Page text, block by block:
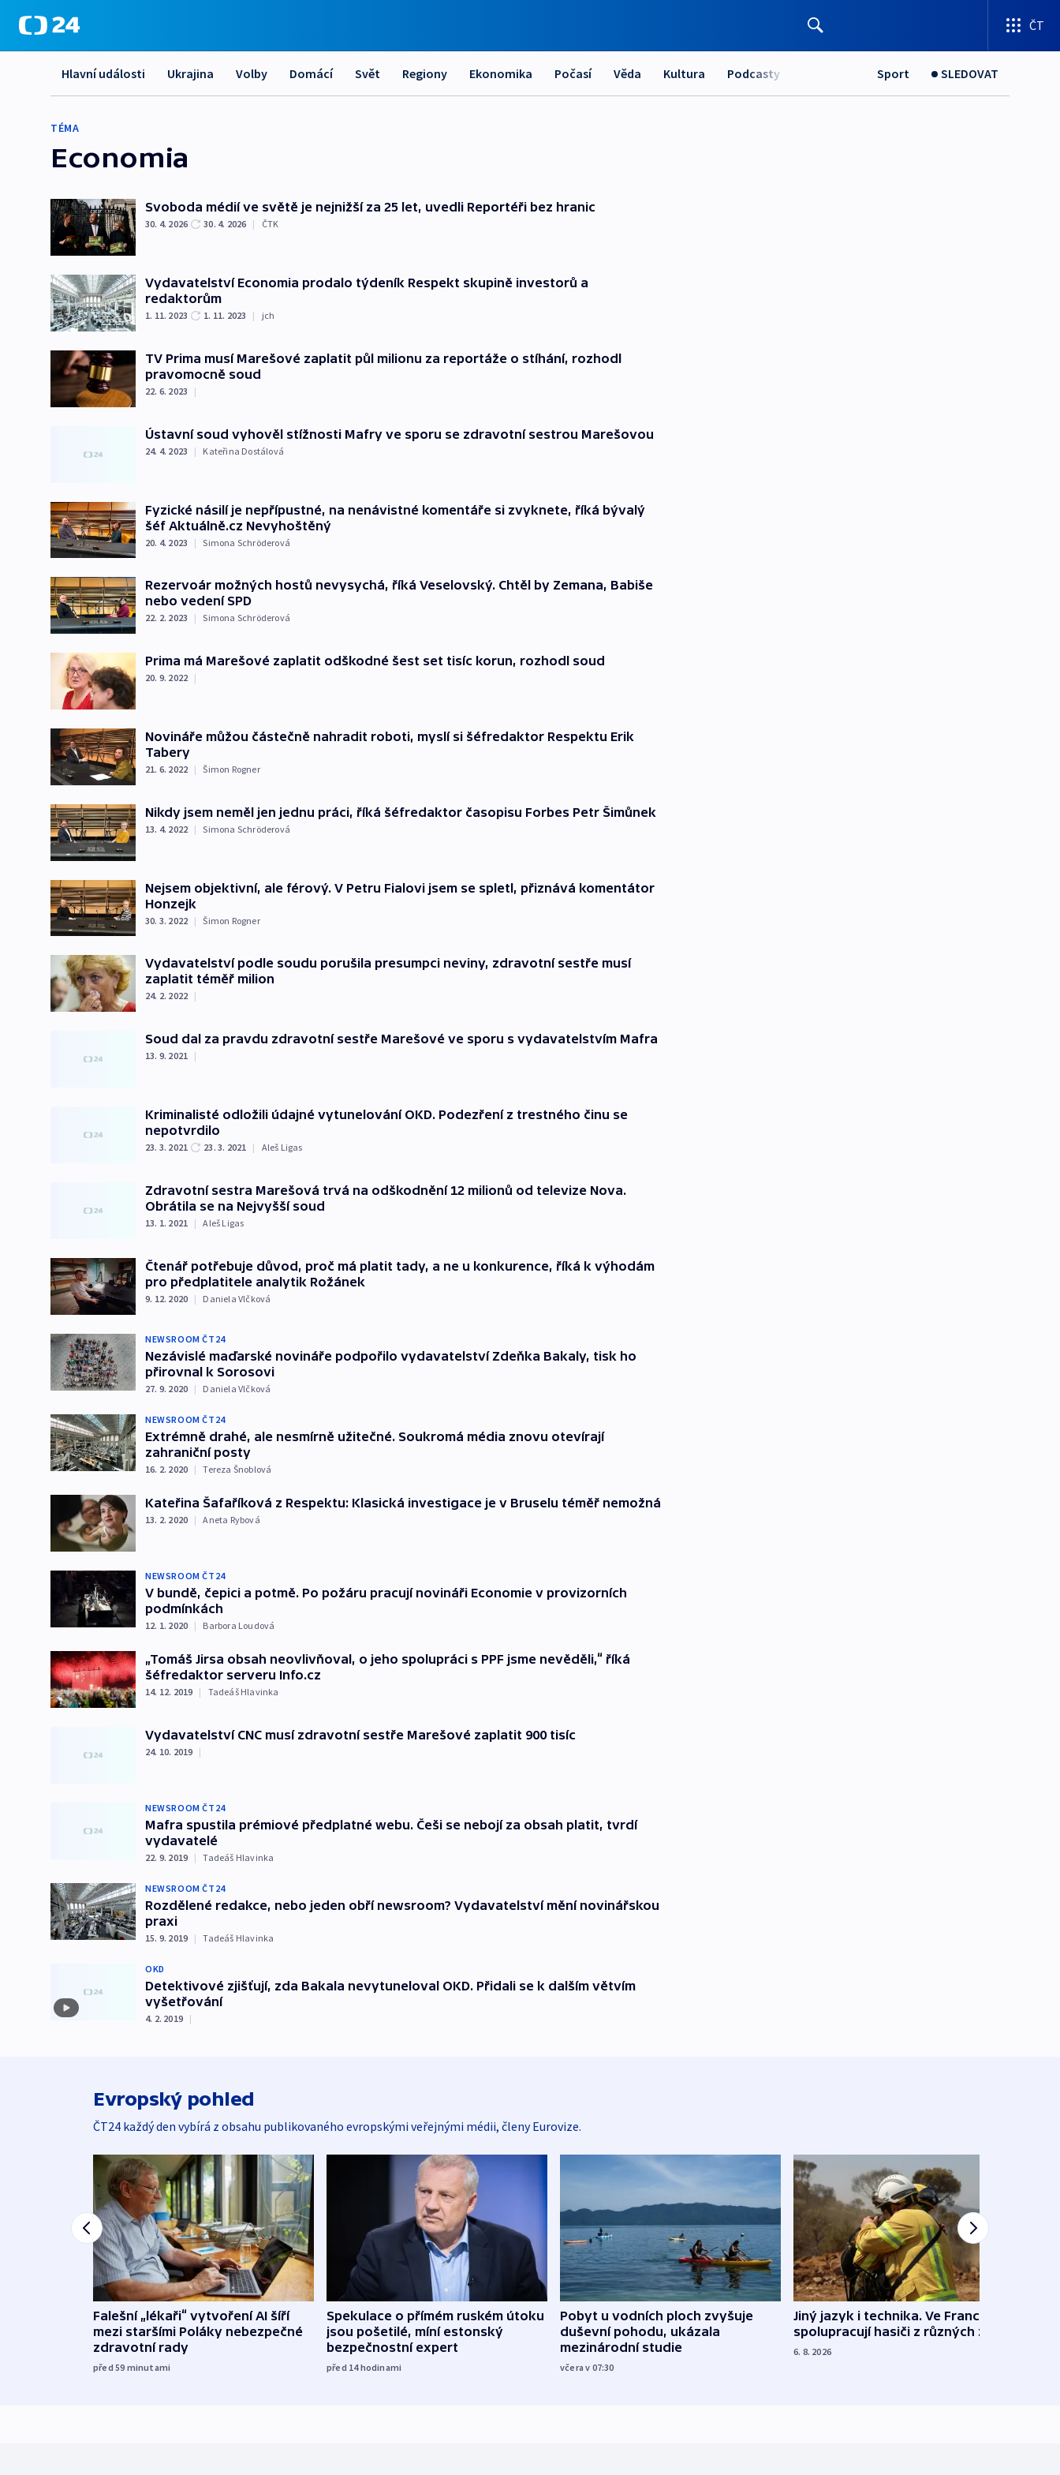
ČT
Hlavní události Ukrajina Volby Domácí Svět Regiony Ekonomika Počasí Věda Kultura Podcasty Sport SLEDOVAT
TÉMA
Economia
Svoboda médií ve světě je nejnižší za 25 let, uvedli Reportéři bez hranic
30. 4. 2026 30. 4. 2026 | ČTK
Vydavatelství Economia prodalo týdeník Respekt skupině investorů a
redaktorům
1. 11. 2023 1. 11. 2023 | jch
TV Prima musí Marešové zaplatit půl milionu za reportáže o stíhání, rozhodl
pravomocně soud
22. 6. 2023 |
Ústavní soud vyhověl stížnosti Mafry ve sporu se zdravotní sestrou Marešovou
24. 4. 2023 | Kateřina Dostálová
Fyzické násilí je nepřípustné, na nenávistné komentáře si zvyknete, říká bývalý
šéf Aktuálně.cz Nevyhoštěný
20. 4. 2023 | Simona Schröderová
Rezervoár možných hostů nevysychá, říká Veselovský. Chtěl by Zemana, Babiše
nebo vedení SPD
22. 2. 2023 | Simona Schröderová
Prima má Marešové zaplatit odškodné šest set tisíc korun, rozhodl soud
20. 9. 2022 |
Novináře můžou částečně nahradit roboti, myslí si šéfredaktor Respektu Erik
Tabery
21. 6. 2022 | Šimon Rogner
Nikdy jsem neměl jen jednu práci, říká šéfredaktor časopisu Forbes Petr Šimůnek
13. 4. 2022 | Simona Schröderová
Nejsem objektivní, ale férový. V Petru Fialovi jsem se spletl, přiznává komentátor
Honzejk
30. 3. 2022 | Šimon Rogner
Vydavatelství podle soudu porušila presumpci neviny, zdravotní sestře musí
zaplatit téměř milion
24. 2. 2022 |
Soud dal za pravdu zdravotní sestře Marešové ve sporu s vydavatelstvím Mafra
13. 9. 2021 |
Kriminalisté odložili údajné vytunelování OKD. Podezření z trestného činu se
nepotvrdilo
23. 3. 2021 23. 3. 2021 | Aleš Ligas
Zdravotní sestra Marešová trvá na odškodnění 12 milionů od televize Nova.
Obrátila se na Nejvyšší soud
13. 1. 2021 | Aleš Ligas
Čtenář potřebuje důvod, proč má platit tady, a ne u konkurence, říká k výhodám
pro předplatitele analytik Rožánek
9. 12. 2020 | Daniela Vlčková
NEWSROOM ČT24
Nezávislé maďarské novináře podpořilo vydavatelství Zdeňka Bakaly, tisk ho
přirovnal k Sorosovi
27. 9. 2020 | Daniela Vlčková
NEWSROOM ČT24
Extrémně drahé, ale nesmírně užitečné. Soukromá média znovu otevírají
zahraniční posty
16. 2. 2020 | Tereza Šnoblová
Kateřina Šafaříková z Respektu: Klasická investigace je v Bruselu téměř nemožná
13. 2. 2020 | Aneta Rybová
NEWSROOM ČT24
V bundě, čepici a potmě. Po požáru pracují novináři Economie v provizorních
podmínkách
12. 1. 2020 | Barbora Loudová
„Tomáš Jirsa obsah neovlivňoval, o jeho spolupráci s PPF jsme nevěděli,“ říká
šéfredaktor serveru Info.cz
14. 12. 2019 | Tadeáš Hlavinka
Vydavatelství CNC musí zdravotní sestře Marešové zaplatit 900 tisíc
24. 10. 2019 |
NEWSROOM ČT24
Mafra spustila prémiové předplatné webu. Češi se nebojí za obsah platit, tvrdí
vydavatelé
22. 9. 2019 | Tadeáš Hlavinka
NEWSROOM ČT24
Rozdělené redakce, nebo jeden obří newsroom? Vydavatelství mění novinářskou
praxi
15. 9. 2019 | Tadeáš Hlavinka
OKD
Detektivové zjišťují, zda Bakala nevytuneloval OKD. Přidali se k dalším větvím
vyšetřování
4. 2. 2019 |
Evropský pohled
ČT24 každý den vybírá z obsahu publikovaného evropskými veřejnými médii, členy Eurovize.
Falešní „lékaři“ vytvoření AI šíří
mezi staršími Poláky nebezpečné
zdravotní rady
před 59 minutami
Spekulace o přímém ruském útoku
jsou pošetilé, míní estonský
bezpečnostní expert
před 14hodinami
Pobyt u vodních ploch zvyšuje
duševní pohodu, ukázala
mezinárodní studie
včera v 07:30
Jiný jazyk i technika. Ve Francii
spolupracují hasiči z různých zemí
6. 8. 2026